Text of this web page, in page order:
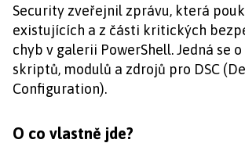
Security zveřejnil zprávu, která
existujících a z části kritických
chyb v galerii PowerShell. Jedná se
skriptů, modulů a zdrojů pro DSC
Configuration).
O co vlastně jde?